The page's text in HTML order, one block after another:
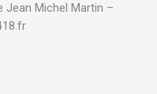
Jean Michel Martin –